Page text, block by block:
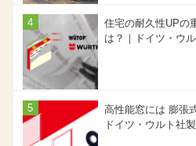
住宅の耐久性UPの
は？｜ドイツ・ウ
高性能窓には 膨張
ドイツ・ウルト社製